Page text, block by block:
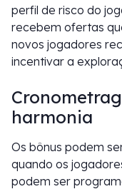
perfil de risco do
recebem ofertas
novos jogadores
incentivar a
harmonia
Os bônus podem
quando os
podem ser